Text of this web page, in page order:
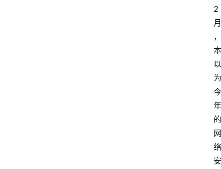
2
月
，
本
以
为
今
年
的
网
络
安